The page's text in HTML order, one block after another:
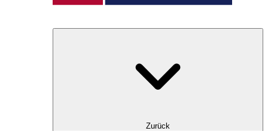
Zurück